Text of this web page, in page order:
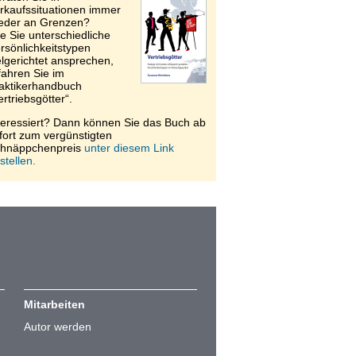
immer
an Grenzen?
Sie unterschiedliche
ansprechen,
Sie im
Dann können Sie das Buch ab
zum vergünstigten
unter diesem Link
Mitarbeiten
Autor werden